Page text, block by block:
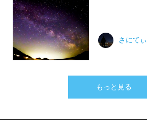
さにてぃ
もっと見る